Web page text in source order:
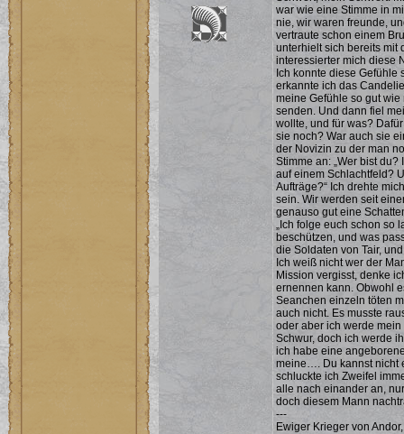
war wie eine Stimme in
nie, wir waren freunde,
vertraute schon einem
unterhielt sich bereits mit
interessierter mich diese
Ich konnte diese
erkannte ich das
meine Gefühle so gut
senden. Und dann fiel
wollte, und für was?
sie noch? War auch sie
der Novizin zu der man
Stimme an: „Wer bist
auf einem Schlachtfeld?
Aufträge?“ Ich drehte
sein. Wir werden seit
genauso gut eine
„Ich folge euch schon so
beschützen, und was
die Soldaten von Tair,
Ich weiß nicht wer der
Mission vergisst, denke
ernennen kann. Obwohl
Seanchen einzeln töten
auch nicht. Es musste
oder aber ich werde
Schwur, doch ich werde
ich habe eine
meine…. Du kannst nicht
schluckte ich Zweifel
alle nach einander an,
doch diesem Mann
---
Ewiger Krieger von